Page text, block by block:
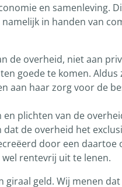
en samenleving.
in handen van
de overheid, niet aan
goede te komen.
haar zorg voor de
plichten van de
de overheid het
door een
rentevrij uit te lenen.
geld. Wij menen